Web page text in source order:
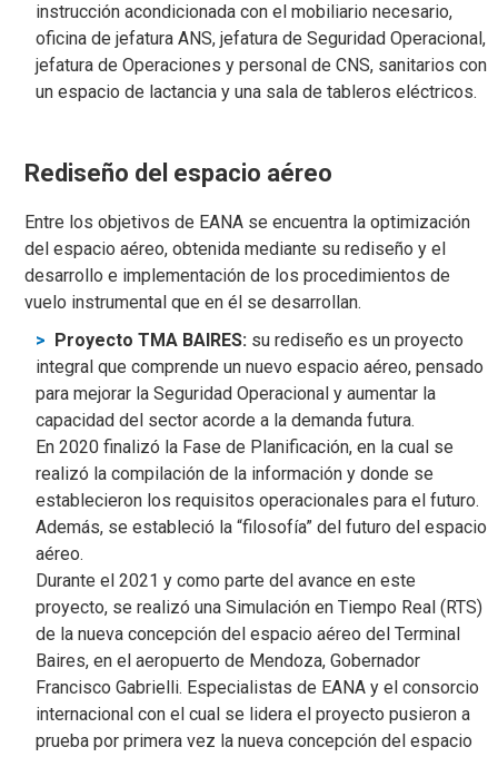
instrucción acondicionada con el mobiliario necesario,
oficina de jefatura ANS, jefatura de Seguridad Operacional,
jefatura de Operaciones y personal de CNS, sanitarios con
un espacio de lactancia y una sala de tableros eléctricos.
Rediseño del espacio aéreo
Entre los objetivos de EANA se encuentra la optimización
del espacio aéreo, obtenida mediante su rediseño y el
desarrollo e implementación de los procedimientos de
vuelo instrumental que en él se desarrollan.
Proyecto TMA BAIRES: su rediseño es un proyecto
integral que comprende un nuevo espacio aéreo, pensado
para mejorar la Seguridad Operacional y aumentar la
capacidad del sector acorde a la demanda futura.
En 2020 finalizó la Fase de Planificación, en la cual se
realizó la compilación de la información y donde se
establecieron los requisitos operacionales para el futuro.
Además, se estableció la “filosofía” del futuro del espacio
aéreo.
Durante el 2021 y como parte del avance en este
proyecto, se realizó una Simulación en Tiempo Real (RTS)
de la nueva concepción del espacio aéreo del Terminal
Baires, en el aeropuerto de Mendoza, Gobernador
Francisco Gabrielli. Especialistas de EANA y el consorcio
internacional con el cual se lidera el proyecto pusieron a
prueba por primera vez la nueva concepción del espacio